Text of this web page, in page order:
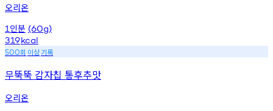
오리온
1 인분 (60g)
319kcal
500회 이상기록
무뚝뚝 감자칩 통후추맛
오리온